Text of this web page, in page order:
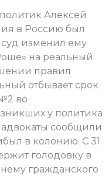
Алексей
в Россию был
суд изменил ему
на реальный
правил
отбывает срок
во
у политика
сообщили
в колонию. С 31
голодовку в
гражданского